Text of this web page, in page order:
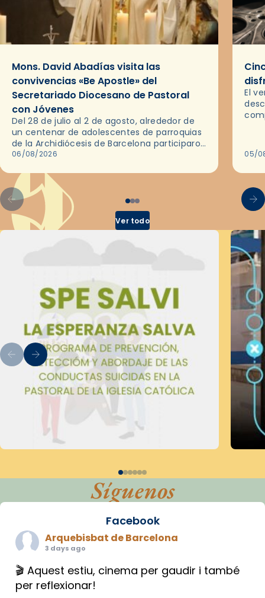
Mons. David Abadías visita las
convivencias «Be Apostle» del
Secretariado Diocesano de Pastoral
con Jóvenes
Del 28 de julio al 2 de agosto, alrededor de
un centenar de adolescentes de parroquias
de la Archidiócesis de Barcelona participaron
en las convivencias Be Apostle, organizadas
06/08/2026
El
05/
Ver todo
Síguenos
Facebook
Arquebisbat de Barcelona
3 days ago
🎬 Aquest estiu, cinema per gaudir i també
per reflexionar!